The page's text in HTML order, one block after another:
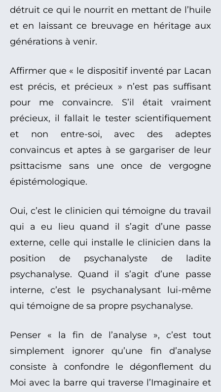
détruit ce qui le nourrit en mettant de l’huile
et en laissant ce breuvage en héritage aux
générations à venir.
Affirmer que « le dispositif inventé par Lacan
est précis, et précieux » n’est pas suffisant
pour me convaincre. S’il était vraiment
précieux, il fallait le tester scientifiquement
et non entre-soi, avec des adeptes
convaincus et aptes à se gargariser de leur
psittacisme sans une once de vergogne
épistémologique.
Oui, c’est le clinicien qui témoigne du travail
qui a eu lieu quand il s’agit d’une passe
externe, celle qui installe le clinicien dans la
position de psychanalyste de ladite
psychanalyse. Quand il s’agit d’une passe
interne, c’est le psychanalysant lui-même
qui témoigne de sa propre psychanalyse.
Penser « la fin de l’analyse », c’est tout
simplement ignorer qu’une fin d’analyse
consiste à confondre le dégonflement du
Moi avec la barre qui traverse l’Imaginaire et